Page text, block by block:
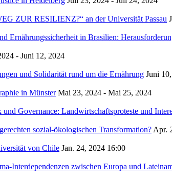
ZUR RESILIENZ?“ an der Universität Passau
Ernährungssicherheit in Brasilien:
- Juni 12, 2024
und Solidarität rund um die Ernährung Juni
in Münster Mai 23, 2024 - Mai 25, 2024
Governance: Landwirtschaftsproteste und
sozial-ökologischen Transformation? Apr.
von Chile Jan. 24, 2024 16:00
Interdependenzen zwischen Europa und